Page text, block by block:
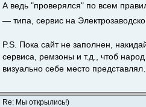
А ведь "проверялся" по всем
— типа, сервис на
P.S. Пока сайт не заполнен,
сервиса, ремзоны и т.д., чтоб
визуально себе место представлял…
Re: Мы открылись!)